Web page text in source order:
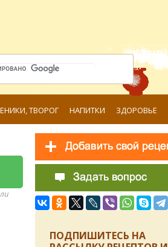
ТВОРОГ НАПИТКИ ЗДОРОВЬЕ
ПОДПИШИТЕСЬ НА